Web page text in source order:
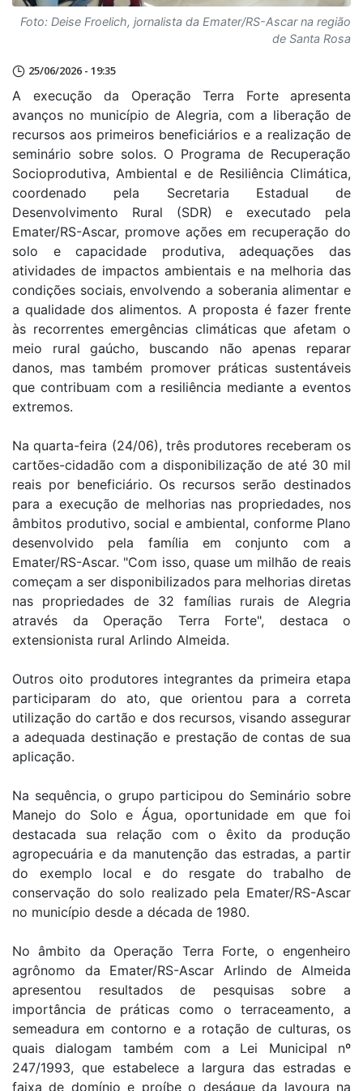
Foto: Deise Froelich, jornalista da Emater/RS-Ascar na região
de Santa Rosa
25/06/2026 - 19:35
A execução da Operação Terra Forte apresenta
avanços no município de Alegria, com a liberação de
recursos aos primeiros beneficiários e a realização de
seminário sobre solos. O Programa de Recuperação
Socioprodutiva, Ambiental e de Resiliência Climática,
coordenado pela Secretaria Estadual de
Desenvolvimento Rural (SDR) e executado pela
Emater/RS-Ascar, promove ações em recuperação do
solo e capacidade produtiva, adequações das
atividades de impactos ambientais e na melhoria das
condições sociais, envolvendo a soberania alimentar e
a qualidade dos alimentos. A proposta é fazer frente
às recorrentes emergências climáticas que afetam o
meio rural gaúcho, buscando não apenas reparar
danos, mas também promover práticas sustentáveis
que contribuam com a resiliência mediante a eventos
extremos.
Na quarta-feira (24/06), três produtores receberam os
cartões-cidadão com a disponibilização de até 30 mil
reais por beneficiário. Os recursos serão destinados
para a execução de melhorias nas propriedades, nos
âmbitos produtivo, social e ambiental, conforme Plano
desenvolvido pela família em conjunto com a
Emater/RS-Ascar. "Com isso, quase um milhão de reais
começam a ser disponibilizados para melhorias diretas
nas propriedades de 32 famílias rurais de Alegria
através da Operação Terra Forte", destaca o
extensionista rural Arlindo Almeida.
Outros oito produtores integrantes da primeira etapa
participaram do ato, que orientou para a correta
utilização do cartão e dos recursos, visando assegurar
a adequada destinação e prestação de contas de sua
aplicação.
Na sequência, o grupo participou do Seminário sobre
Manejo do Solo e Água, oportunidade em que foi
destacada sua relação com o êxito da produção
agropecuária e da manutenção das estradas, a partir
do exemplo local e do resgate do trabalho de
conservação do solo realizado pela Emater/RS-Ascar
no município desde a década de 1980.
No âmbito da Operação Terra Forte, o engenheiro
agrônomo da Emater/RS-Ascar Arlindo de Almeida
apresentou resultados de pesquisas sobre a
importância de práticas como o terraceamento, a
semeadura em contorno e a rotação de culturas, os
quais dialogam também com a Lei Municipal nº
247/1993, que estabelece a largura das estradas e
faixa de domínio e proíbe o deságue da lavoura na